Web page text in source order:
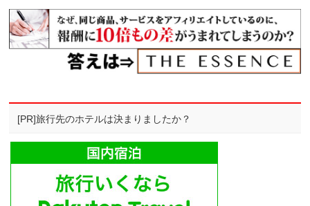
[PR]旅行先のホテルは決まりましたか？